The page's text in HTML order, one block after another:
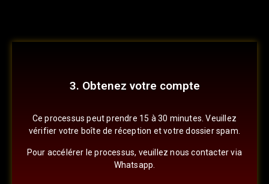
3. Obtenez votre compte
Ce processus peut prendre 15 à 30 minutes. Veuillez
vérifier votre boîte de réception et votre dossier spam.
Pour accélérer le processus, veuillez nous contacter via
Whatsapp.